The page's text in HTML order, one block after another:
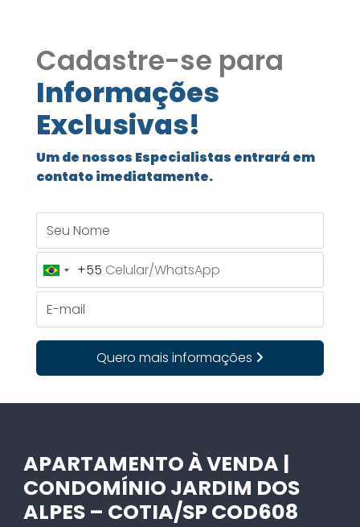
Cadastre-se para
Informações
Exclusivas!
Um de nossos Especialistas entrará em
contato imediatamente.
Brazil
+55
+55
Quero mais informações
APARTAMENTO À VENDA |
CONDOMÍNIO JARDIM DOS
ALPES – COTIA/SP COD608